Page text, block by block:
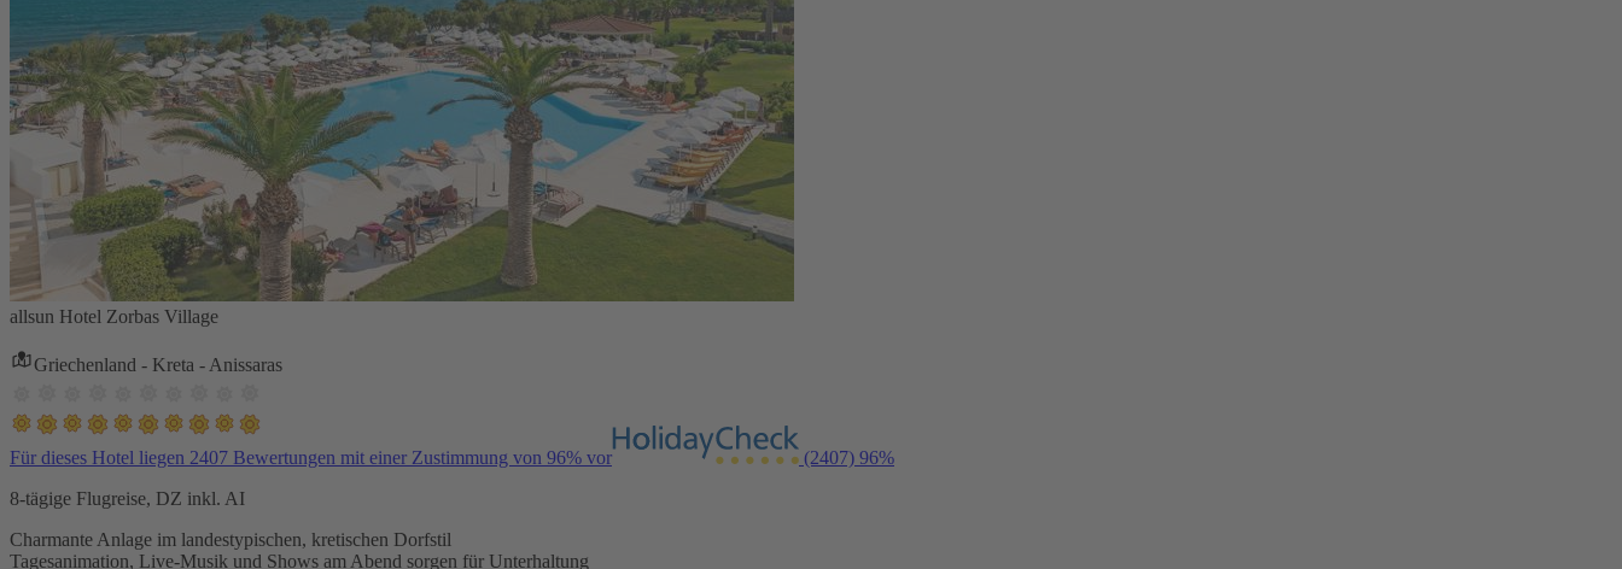
allsun Hotel Zorbas Village
Griechenland - Kreta - Anissaras
Für dieses Hotel liegen 2407 Bewertungen mit einer Zustimmung von 96% vor (2407) 96%
8-tägige Flugreise, DZ inkl. AI
Charmante Anlage im landestypischen, kretischen Dorfstil
Tagesanimation, Live-Musik und Shows am Abend sorgen für Unterhaltung